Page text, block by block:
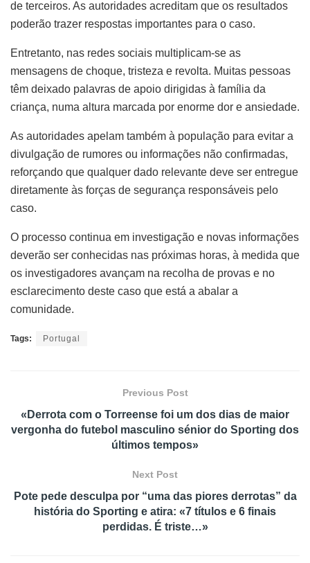
de terceiros. As autoridades acreditam que os resultados
poderão trazer respostas importantes para o caso.
Entretanto, nas redes sociais multiplicam-se as
mensagens de choque, tristeza e revolta. Muitas pessoas
têm deixado palavras de apoio dirigidas à família da
criança, numa altura marcada por enorme dor e ansiedade.
As autoridades apelam também à população para evitar a
divulgação de rumores ou informações não confirmadas,
reforçando que qualquer dado relevante deve ser entregue
diretamente às forças de segurança responsáveis pelo
caso.
O processo continua em investigação e novas informações
deverão ser conhecidas nas próximas horas, à medida que
os investigadores avançam na recolha de provas e no
esclarecimento deste caso que está a abalar a
comunidade.
Tags: Portugal
Previous Post
«Derrota com o Torreense foi um dos dias de maior
vergonha do futebol masculino sénior do Sporting dos
últimos tempos»
Next Post
Pote pede desculpa por “uma das piores derrotas” da
história do Sporting e atira: «7 títulos e 6 finais
perdidas. É triste…»